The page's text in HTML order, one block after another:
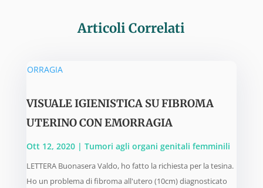
Articoli Correlati
VISUALE IGIENISTICA SU FIBROMA
UTERINO CON EMORRAGIA
Ott 12, 2020| Tumori agli organi genitali femminili
LETTERA Buonasera Valdo, ho fatto la richiesta per la tesina.
Ho un problema di fibroma all'utero (10cm) diagnosticato